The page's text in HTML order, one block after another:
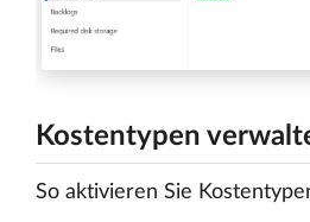
Kostentypen
So aktivieren Sie